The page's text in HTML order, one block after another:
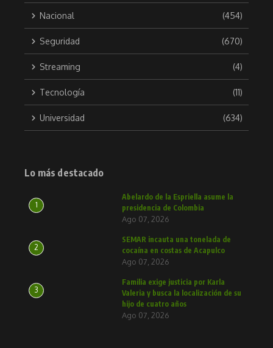
Nacional (454)
Seguridad (670)
Streaming (4)
Tecnología (11)
Universidad (634)
Lo más destacado
1
Abelardo de la Espriella asume la
presidencia de Colombia
Ago 07, 2026
2
SEMAR incauta una tonelada de
cocaína en costas de Acapulco
Ago 07, 2026
3
Familia exige justicia por Karla
Valeria y busca la localización de su
hijo de cuatro años
Ago 07, 2026